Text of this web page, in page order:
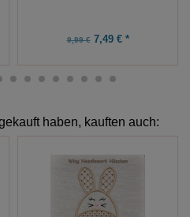
9,99 €7,49 € *
haben, kauften auch: